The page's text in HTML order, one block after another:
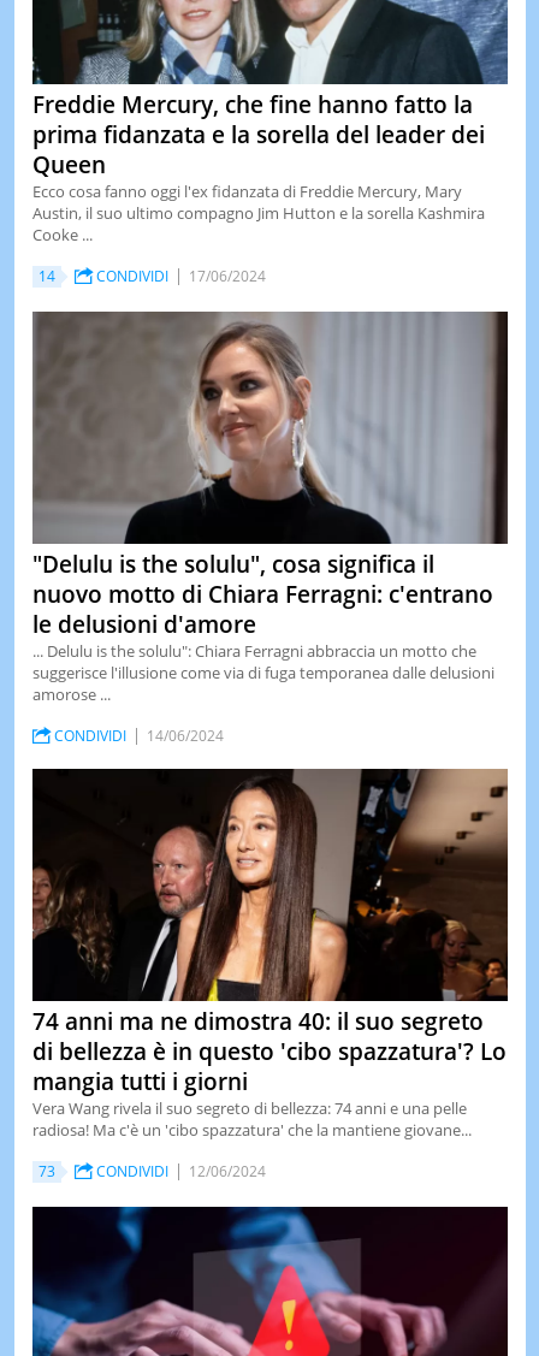
Freddie Mercury, che fine hanno fatto la
prima fidanzata e la sorella del leader dei
Queen
Ecco cosa fanno oggi l'ex fidanzata di Freddie Mercury, Mary
Austin, il suo ultimo compagno Jim Hutton e la sorella Kashmira
Cooke ...
14 CONDIVIDI 17/06/2024
"Delulu is the solulu", cosa significa il
nuovo motto di Chiara Ferragni: c'entrano
le delusioni d'amore
... Delulu is the solulu": Chiara Ferragni abbraccia un motto che
suggerisce l'illusione come via di fuga temporanea dalle delusioni
amorose ...
CONDIVIDI 14/06/2024
74 anni ma ne dimostra 40: il suo segreto
di bellezza è in questo 'cibo spazzatura'? Lo
mangia tutti i giorni
Vera Wang rivela il suo segreto di bellezza: 74 anni e una pelle
radiosa! Ma c'è un 'cibo spazzatura' che la mantiene giovane...
73 CONDIVIDI 12/06/2024